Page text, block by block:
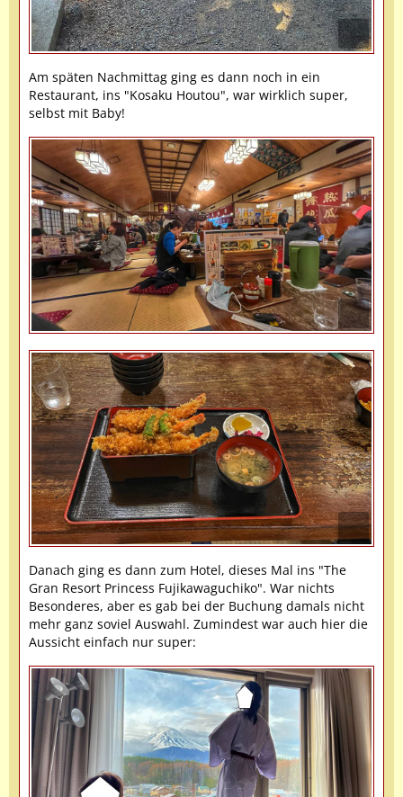
Am späten Nachmittag ging es dann noch in ein
Restaurant, ins "Kosaku Houtou", war wirklich super,
selbst mit Baby!
Danach ging es dann zum Hotel, dieses Mal ins "The
Gran Resort Princess Fujikawaguchiko". War nichts
Besonderes, aber es gab bei der Buchung damals nicht
mehr ganz soviel Auswahl. Zumindest war auch hier die
Aussicht einfach nur super: